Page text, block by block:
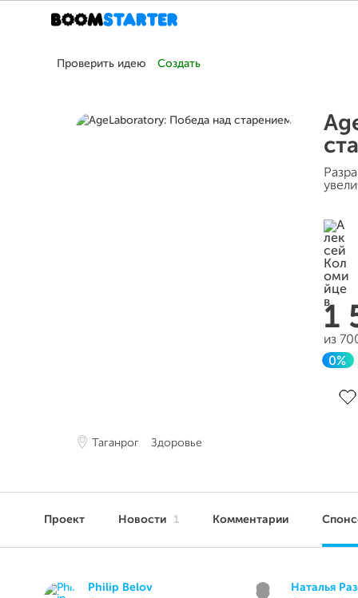
Проверить идею Создать
Таганрог Здоровье
1
из
0%
Проект Новости 1 Комментарии
Philip Belov
Наталья